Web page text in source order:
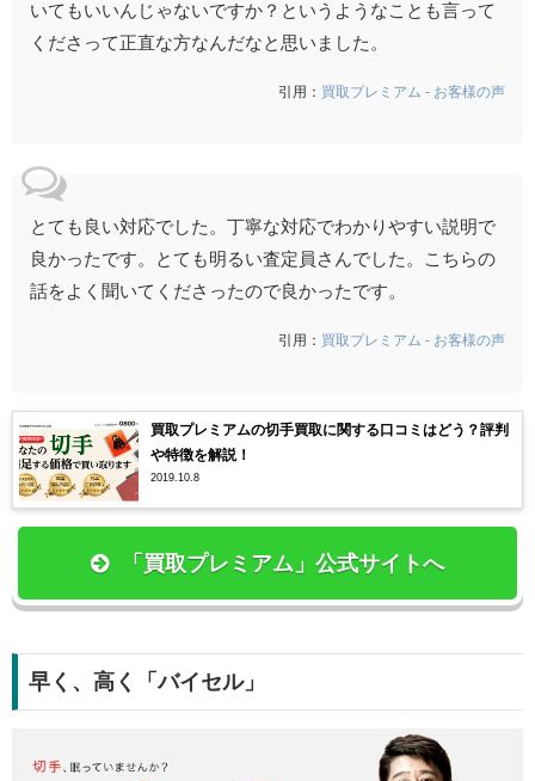
いてもいいんじゃないですか？というようなことも言って
くださって正直な方なんだなと思いました。
引用： 買取プレミアム - お客様の声
とても良い対応でした。丁寧な対応でわかりやすい説明で
良かったです。とても明るい査定員さんでした。こちらの
話をよく聞いてくださったので良かったです。
引用： 買取プレミアム - お客様の声
買取プレミアムの切手買取に関する口コミはどう？評判
や特徴を解説！
2019.10.8
「買取プレミアム」公式サイトへ
早く、高く「バイセル」